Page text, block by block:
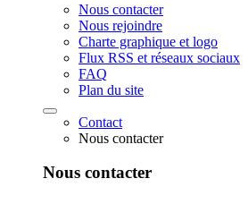
Nous contacter
Nous rejoindre
Charte graphique et logo
Flux RSS et réseaux sociaux
FAQ
Plan du site
Contact
Nous contacter
Nous contacter